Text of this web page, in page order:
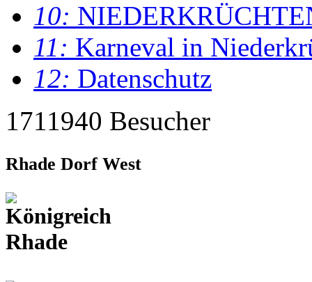
10:
11: Karneval in
12: Datenschutz
1711940 Besucher
Rhade Dorf West